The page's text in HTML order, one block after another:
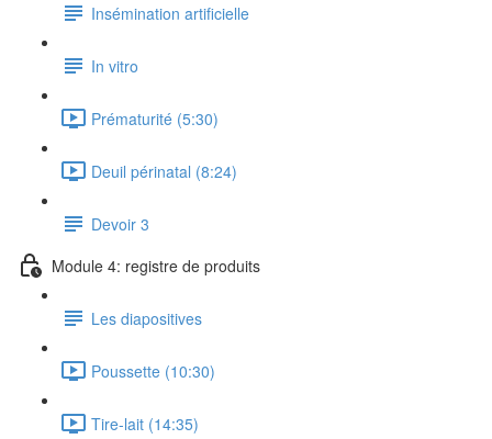
Insémination artificielle
In vitro
Prématurité (5:30)
Deuil périnatal (8:24)
Devoir 3
Module 4: registre de produits
Les diapositives
Poussette (10:30)
Tire-lait (14:35)